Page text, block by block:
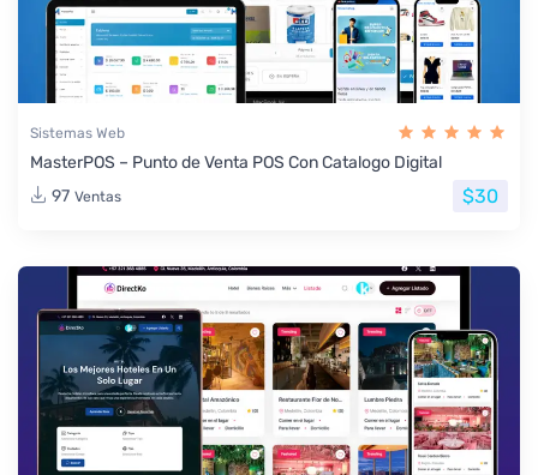
Sistemas Web
MasterPOS – Punto de Venta POS Con Catalogo Digital
97 Ventas $30